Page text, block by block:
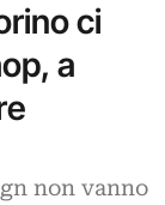
ci
a
non vanno